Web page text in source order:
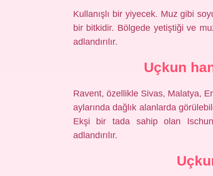
Kullanışlı bir yiyecek. Muz gibi
bir bitkidir. Bölgede yetiştiği ve
adlandırılır.
Uçkun
Ravent, özellikle Sivas, Malatya,
aylarında dağlık alanlarda
Ekşi bir tada sahip olan
adlandırılır.